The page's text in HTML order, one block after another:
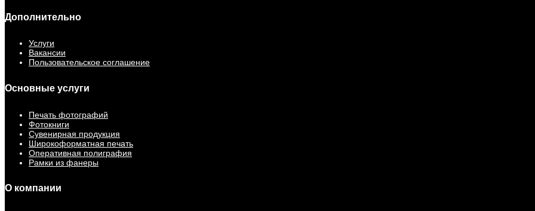
Дополнительно
Услуги
Вакансии
Пользовательское соглашение
Основные услуги
Печать фотографий
Фотокниги
Сувенирная продукция
Широкоформатная печать
Оперативная полиграфия
Рамки из фанеры
О компании